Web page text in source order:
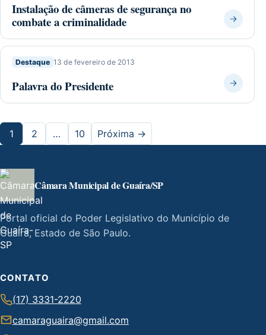
Instalação de câmeras de segurança no
combate a criminalidade
Destaque 13 de fevereiro de 2013
Palavra do Presidente
1 2 … 10 Próxima →
Câmara Municipal de Guaíra/SP
Portal oficial do Poder Legislativo do Município de
Guaíra, Estado de São Paulo.
CONTATO
(17) 3331-2220
camaraguaira@gmail.com